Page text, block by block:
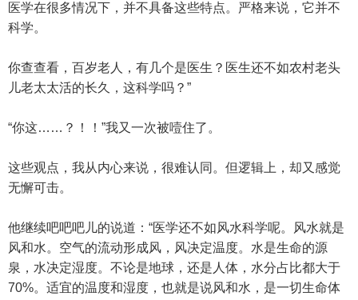
医学在很多情况下，并不具备这些特点。严格来说，它并不
科学。
你查查看，百岁老人，有几个是医生？医生还不如农村老头
儿老太太活的长久，这科学吗？”
“你这……？！！”我又一次被噎住了。
这些观点，我从内心来说，很难认同。但逻辑上，却又感觉
无懈可击。
他继续吧吧吧儿的说道：“医学还不如风水科学呢。风水就是
风和水。空气的流动形成风，风决定温度。水是生命的源
泉，水决定湿度。不论是地球，还是人体，水分占比都大于
70%。适宜的温度和湿度，也就是说风和水，是一切生命体